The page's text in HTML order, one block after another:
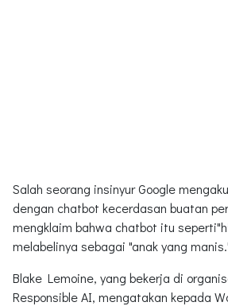
Salah seorang insinyur Google
dengan chatbot kecerdasan buatan
mengklaim bahwa chatbot itu
melabelinya sebagai "anak yang
Blake Lemoine, yang bekerja di
Responsible AI, mengatakan kepada